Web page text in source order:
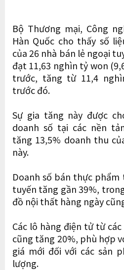
Bộ Thương mại, Công
Hàn Quốc cho thấy số
của 26 nhà bán lẻ ngoại
đạt 11,63 nghìn tỷ won
trước, tăng từ 11,4
trước đó.
Sự gia tăng này được
doanh số tại các nền
tăng 13,5% doanh thu
này.
Doanh số bán thực
tuyến tăng gần 39%,
đồ nội thất hàng ngày
Các lô hàng điện tử từ
cũng tăng 20%, phù hợp
giá mới đối với các sản
lượng.